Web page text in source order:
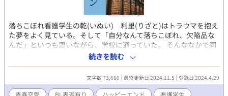
落ちこぼれ看護学生の乾(いぬい) 利里(りざと)はトラウマを抱え
た夢をよく見ている。そして「自分なんて落ちこぼれ、欠陥品な
んだ」といつも思いながら、学校に通っていた。 そんななかで同
学年になった美男子看護学生、蒼柳(あおやなぎ) 真緒(まお)とい
う人物とふとした形で触れ合い、初めは薄っぺらな友人関係を築
こうとしていたものの、ある事件によって蒼柳は利里のことを気
にかかるようになった。 しかし、利里には同性の片想い相手がお
り、蒼柳も彼女がいるという関係にある。自信はないが、過去の
続きを読む
文字数 73,660 最終更新日 2024.11.5 登録日 2024.4.29
青春恋愛 BL表現有り ハッピーエンド
看護学生